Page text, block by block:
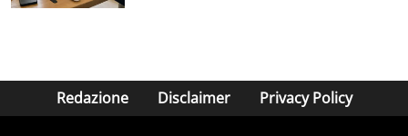
Redazione Disclaimer Privacy Policy